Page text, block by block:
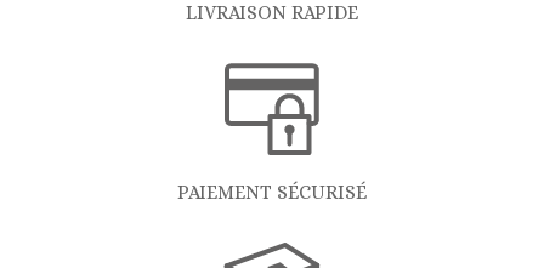
LIVRAISON RAPIDE
PAIEMENT SÉCURISÉ